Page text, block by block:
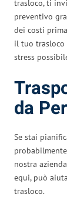
trasloco, ti
preventivo
dei costi
il tuo trasloco
stress
da
Se stai
nostra
equi, può
trasloco.